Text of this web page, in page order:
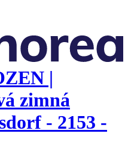
|
zimná
- 2153 -